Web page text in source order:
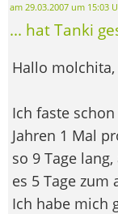
am 29.03.2007 um 15:03
... hat Tanki
Hallo molchita,
Ich faste
Jahren 1 Mal
so 9 Tage
es 5 Tage zum
Ich habe mich